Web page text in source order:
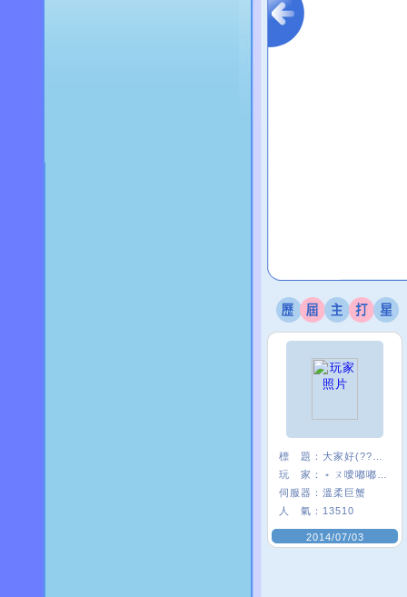
標 題：
玩 家：
伺服器： 溫柔巨蟹
人 氣： 13510
2014/07/03